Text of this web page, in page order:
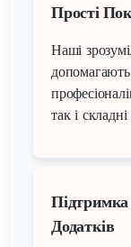
Прості
Наші
так і
Підтримка
Додатків